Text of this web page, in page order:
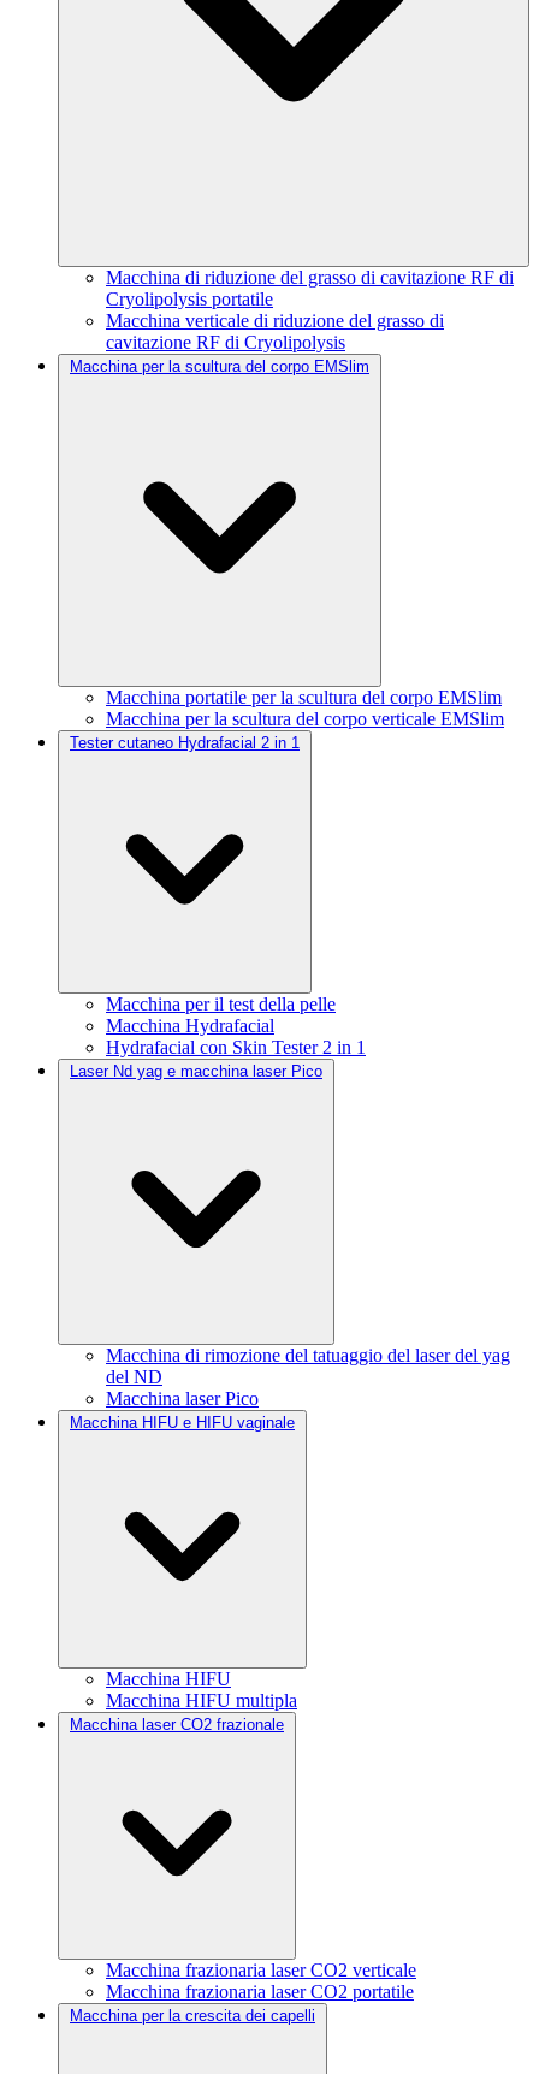
Macchina di riduzione del grasso di cavitazione RF di
Cryolipolysis portatile
Macchina verticale di riduzione del grasso di
cavitazione RF di Cryolipolysis
Macchina per la scultura del corpo EMSlim
Macchina portatile per la scultura del corpo EMSlim
Macchina per la scultura del corpo verticale EMSlim
Tester cutaneo Hydrafacial 2 in 1
Macchina per il test della pelle
Macchina Hydrafacial
Hydrafacial con Skin Tester 2 in 1
Laser Nd yag e macchina laser Pico
Macchina di rimozione del tatuaggio del laser del yag
del ND
Macchina laser Pico
Macchina HIFU e HIFU vaginale
Macchina HIFU
Macchina HIFU multipla
Macchina laser CO2 frazionale
Macchina frazionaria laser CO2 verticale
Macchina frazionaria laser CO2 portatile
Macchina per la crescita dei capelli